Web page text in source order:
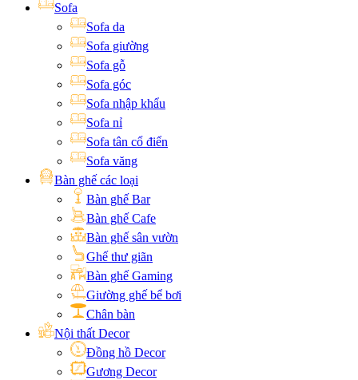
Sofa
Sofa da
Sofa giường
Sofa gỗ
Sofa góc
Sofa nhập khẩu
Sofa nỉ
Sofa tân cổ điển
Sofa văng
Bàn ghế các loại
Bàn ghế Bar
Bàn ghế Cafe
Bàn ghế sân vườn
Ghế thư giãn
Bàn ghế Gaming
Giường ghế bể bơi
Chân bàn
Nội thất Decor
Đồng hồ Decor
Gương Decor